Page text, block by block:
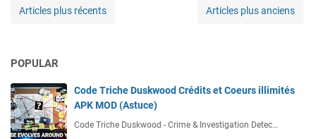
Articles plus récents Articles plus anciens
POPULAR
Code Triche Duskwood Crédits et Coeurs illimités
APK MOD (Astuce)
Code Triche Duskwood - Crime & Investigation Detec…